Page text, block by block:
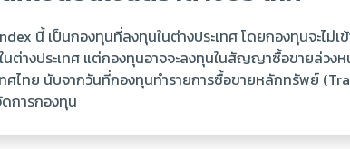
นี้ เป็นกองทุนที่ลงทุนในต่างประเทศ โดยกองทุนจะไ
างประเทศ แต่กองทุนอาจจะลงทุนในสัญญาซื้อขายล่วงห
ทศไทย นับจากวันที่กองทุนทำรายการซื้อขายหลักทรัพย์
การกองทุน